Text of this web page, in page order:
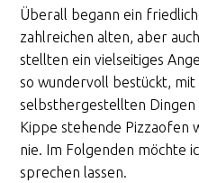
Überall begann ein
zahlreichen alten, aber
stellten ein vielseitiges
so wundervoll bestückt,
selbsthergestellten
Kippe stehende Pizzaofen
nie. Im Folgenden möchte
sprechen lassen.